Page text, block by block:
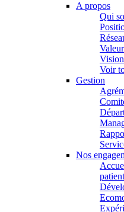
A propos
Qui
Voir
Gestion
Nos